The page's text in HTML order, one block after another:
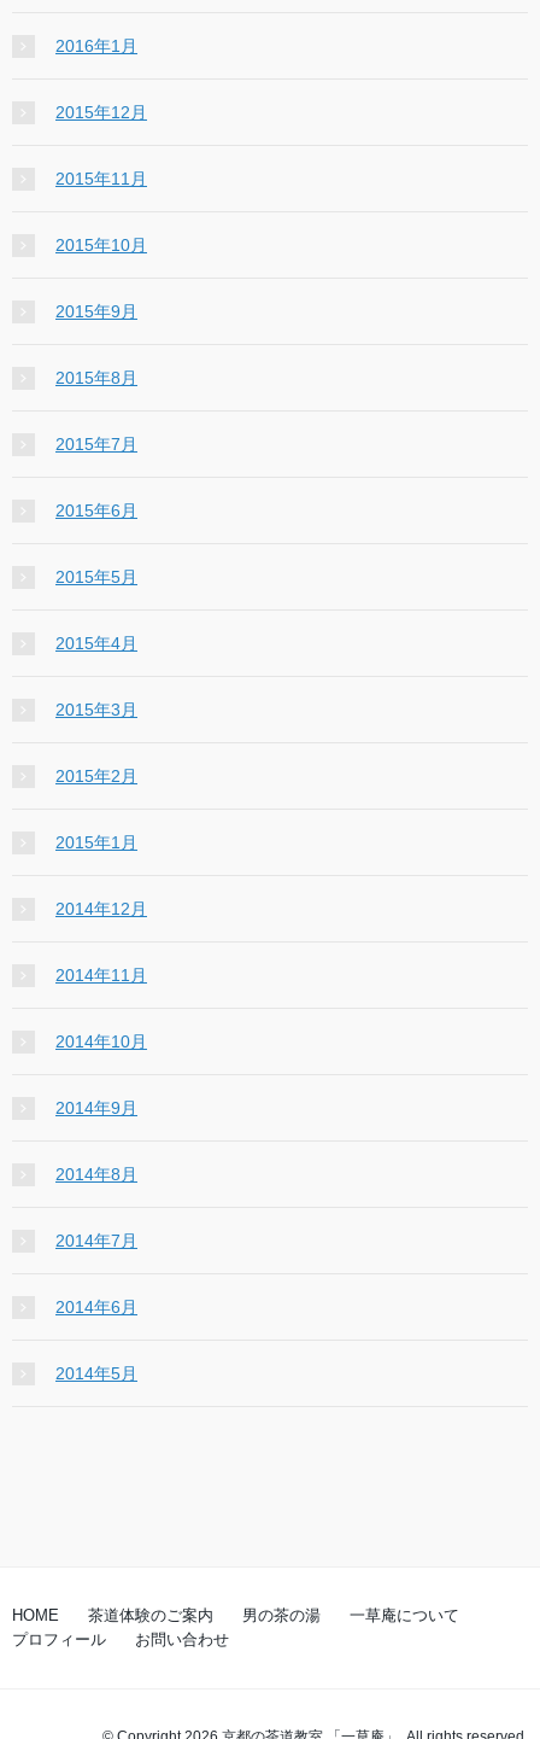
2016年1月
2015年12月
2015年11月
2015年10月
2015年9月
2015年8月
2015年7月
2015年6月
2015年5月
2015年4月
2015年3月
2015年2月
2015年1月
2014年12月
2014年11月
2014年10月
2014年9月
2014年8月
2014年7月
2014年6月
2014年5月
HOME 茶道体験のご案内 男の茶の湯
一草庵について
プロフィール
お問い合わせ